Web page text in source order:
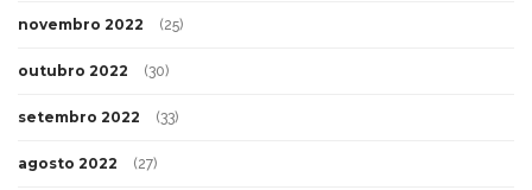
novembro 2022 (25)
outubro 2022 (30)
setembro 2022 (33)
agosto 2022 (27)